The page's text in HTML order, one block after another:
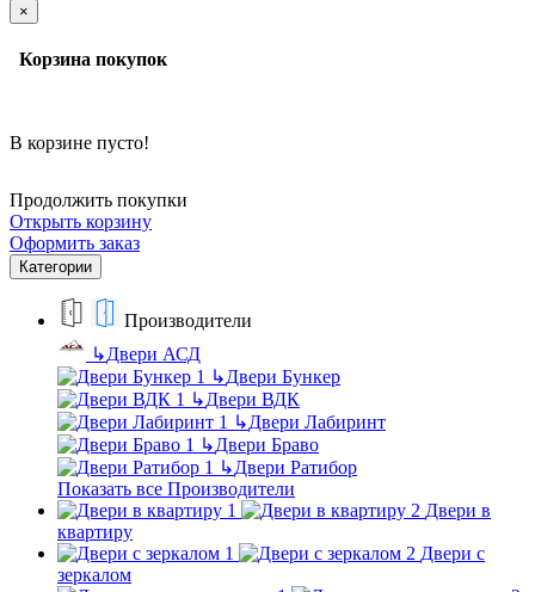
×
Корзина покупок
В корзине пусто!
Продолжить покупки
Открыть корзину
Оформить заказ
Категории
Производители
↳Двери АСД
↳Двери Бункер
↳Двери ВДК
↳Двери Лабиринт
↳Двери Браво
↳Двери Ратибор
Показать все Производители
Двери в
квартиру
Двери с
зеркалом